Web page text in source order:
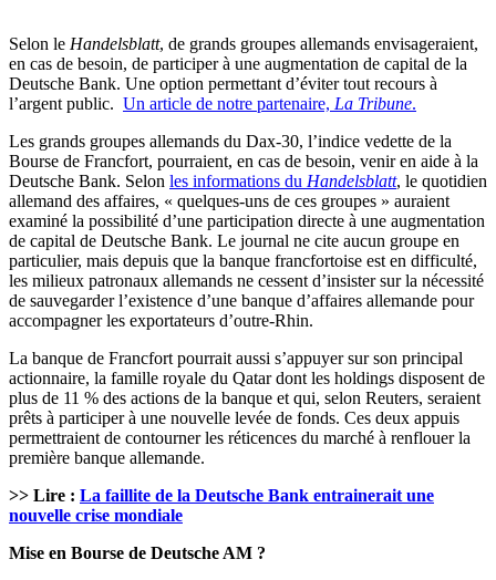
Selon le Handelsblatt, de grands groupes allemands envisageraient,
en cas de besoin, de participer à une augmentation de capital de la
Deutsche Bank. Une option permettant d’éviter tout recours à
l’argent public. Un article de notre partenaire, La Tribune.
Les grands groupes allemands du Dax-30, l’indice vedette de la
Bourse de Francfort, pourraient, en cas de besoin, venir en aide à la
Deutsche Bank. Selon les informations du Handelsblatt, le quotidien
allemand des affaires, « quelques-uns de ces groupes » auraient
examiné la possibilité d’une participation directe à une augmentation
de capital de Deutsche Bank. Le journal ne cite aucun groupe en
particulier, mais depuis que la banque francfortoise est en difficulté,
les milieux patronaux allemands ne cessent d’insister sur la nécessité
de sauvegarder l’existence d’une banque d’affaires allemande pour
accompagner les exportateurs d’outre-Rhin.
La banque de Francfort pourrait aussi s’appuyer sur son principal
actionnaire, la famille royale du Qatar dont les holdings disposent de
plus de 11 % des actions de la banque et qui, selon Reuters, seraient
prêts à participer à une nouvelle levée de fonds. Ces deux appuis
permettraient de contourner les réticences du marché à renflouer la
première banque allemande.
>> Lire : La faillite de la Deutsche Bank entrainerait une
nouvelle crise mondiale
Mise en Bourse de Deutsche AM ?